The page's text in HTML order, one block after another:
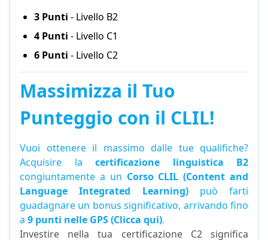
3 Punti - Livello B2
4 Punti - Livello C1
6 Punti - Livello C2
Massimizza il Tuo
Punteggio con il CLIL!
Vuoi ottenere il massimo dalle tue qualifiche?
Acquisire la certificazione linguistica B2
congiuntamente a un Corso CLIL (Content and
Language Integrated Learning)può farti
guadagnare un bonus significativo, arrivando fino
a 9 punti nelle GPS (Clicca qui).
Investire nella tua certificazione C2 significa